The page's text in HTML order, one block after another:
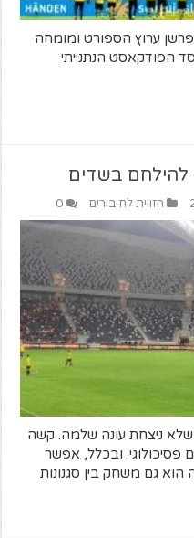
ויזל, פרשן ערוץ הספורט ומומחה
הפודקאסט הנתנייתי
להילחם בשדים
הזווית לחיבורים 0
ניצחת עונה שלמה. קשה
ובכלל, אפשר
הוא גם משחק בין סגנונות